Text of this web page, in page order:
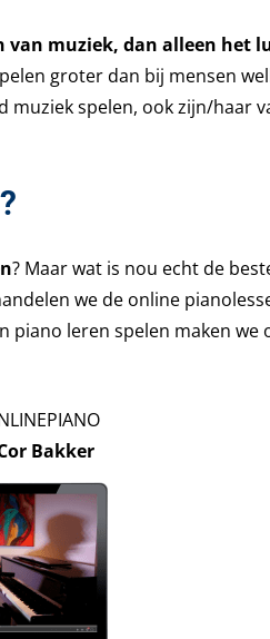
van muziek, dan alleen het
groter dan bij mensen
muziek spelen, ook zijn/haar
? Maar wat is nou echt de
we de online
leren spelen maken we
Bakker